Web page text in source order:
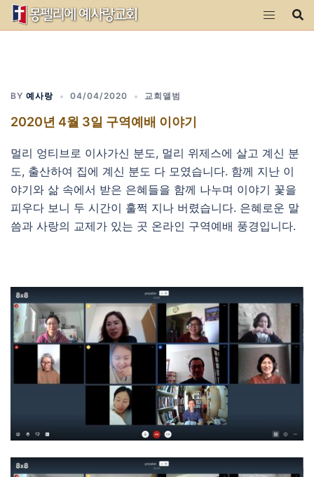
Skip
BY 예사랑 04/04/2020 교회앨범
2020년 4월 3일 구역예배 이야기
멀리 엉티브로 이사가신 분도, 멀리 위제스에 살고 계신 분
도, 출산하여 집에 계신 분도 다 모였습니다. 함께 지난 이
야기와 삶 속에서 받은 은혜들을 함께 나누며 이야기 꽃을
피우다 보니 두 시간이 훌쩍 지나 버렸습니다. 은혜로운 말
씀과 사랑의 교제가 있는 곳 온라인 구역예배 풍경입니다.